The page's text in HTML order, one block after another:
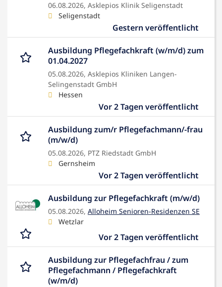
06.08.2026, Asklepios Klinik Seligenstadt
Seligenstadt
Gestern veröffentlicht
Ausbildung Pflegefachkraft (w/m/d) zum
01.04.2027
05.08.2026, Asklepios Kliniken Langen-
Selingenstadt GmbH
Hessen
Vor 2 Tagen veröffentlicht
Ausbildung zum/r Pflegefachmann/-frau
(m/w/d)
05.08.2026, PTZ Riedstadt GmbH
Gernsheim
Vor 2 Tagen veröffentlicht
Ausbildung zur Pflegefachkraft (m/w/d)
05.08.2026, Alloheim Senioren-Residenzen SE
Wetzlar
Vor 2 Tagen veröffentlicht
Ausbildung zur Pflegefachfrau / zum
Pflegefachmann / Pflegefachkraft
(w/m/d)